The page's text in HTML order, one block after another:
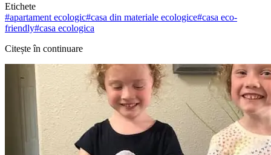
Etichete
#apartament ecologic#casa din materiale ecologice#casa eco-
friendly#casa ecologica
Citește în continuare